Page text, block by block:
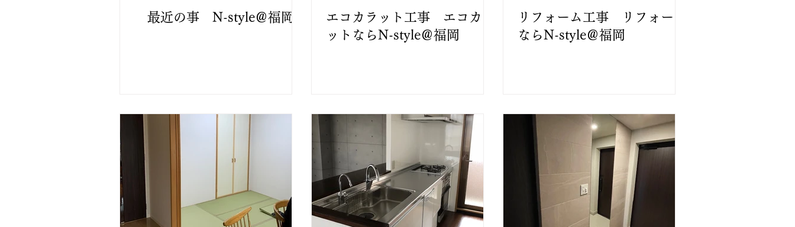
最近の事 N-style＠福岡
エコカラット工事 エコカラ
ットならN-style＠福岡
リフォーム工事 リフォーム
ならN-style＠福岡